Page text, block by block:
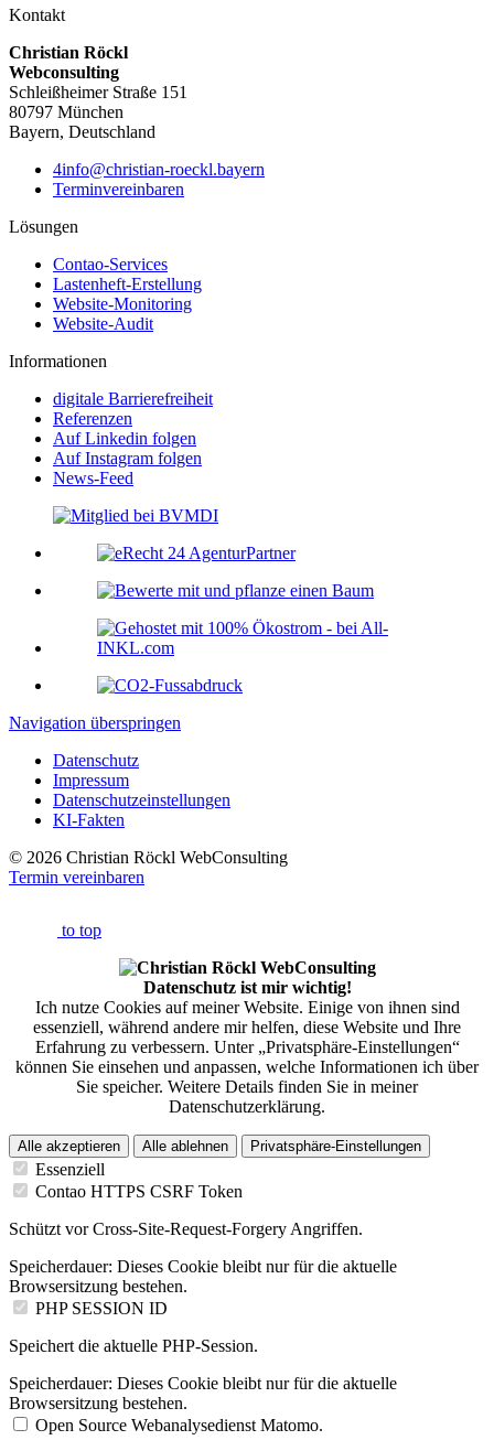
Kontakt
Christian Röckl
Webconsulting
Schleißheimer Straße 151
80797 München
Bayern, Deutschland
4info@christian-roeckl.bayern
Terminvereinbaren
Lösungen
Contao-Services
Lastenheft-Erstellung
Website-Monitoring
Website-Audit
Informationen
digitale Barrierefreiheit
Referenzen
Auf Linkedin folgen
Auf Instagram folgen
News-Feed
Navigation überspringen
Datenschutz
Impressum
Datenschutzeinstellungen
KI-Fakten
© 2026 Christian Röckl WebConsulting
Termin vereinbaren
to top
Datenschutz ist mir wichtig!
Ich nutze Cookies auf meiner Website. Einige von ihnen sind
essenziell, während andere mir helfen, diese Website und Ihre
Erfahrung zu verbessern. Unter „Privatsphäre-Einstellungen“
können Sie einsehen und anpassen, welche Informationen ich über
Sie speicher. Weitere Details finden Sie in meiner
Datenschutzerklärung.
Alle akzeptieren Alle ablehnen Privatsphäre-Einstellungen
Essenziell
Contao HTTPS CSRF Token
Schützt vor Cross-Site-Request-Forgery Angriffen.
Speicherdauer: Dieses Cookie bleibt nur für die aktuelle
Browsersitzung bestehen.
PHP SESSION ID
Speichert die aktuelle PHP-Session.
Speicherdauer: Dieses Cookie bleibt nur für die aktuelle
Browsersitzung bestehen.
Open Source Webanalysedienst Matomo.